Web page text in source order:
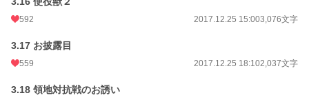
592 2017.12.25 15:003,076文字
3.17 お披露目
559 2017.12.25 18:102,037文字
3.18 領地対抗戦のお誘い